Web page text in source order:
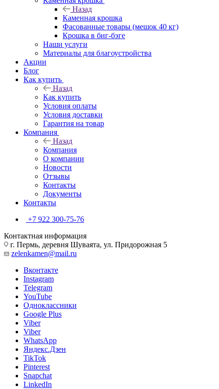
Назад
Каменная крошка
Фасованные товары (мешок 40 кг)
Крошка в биг-бэге
Наши услуги
Материалы для благоустройства
Акции
Блог
Как купить
Назад
Как купить
Условия оплаты
Условия доставки
Гарантия на товар
Компания
Назад
Компания
О компании
Новости
Отзывы
Контакты
Документы
Контакты
+7 922 300-75-76
Контактная информация
г. Пермь, деревня Шуваята, ул. Придорожная 5
zelenkamen@mail.ru
Вконтакте
Instagram
Telegram
YouTube
Одноклассники
Google Plus
Viber
Viber
WhatsApp
Яндекс.Дзен
TikTok
Pinterest
Snapchat
LinkedIn